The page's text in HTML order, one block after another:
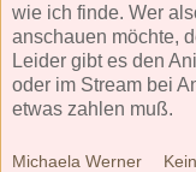
wie ich finde. Wer
anschauen möchte,
Leider gibt es den
oder im Stream bei
etwas zahlen muß.
Michaela Werner